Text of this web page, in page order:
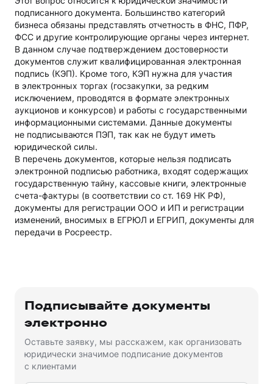
подписанного документа. Большинство категорий
бизнеса обязаны представлять отчетность в ФНС, ПФР,
ФСС и другие контролирующие органы через интернет.
В данном случае подтверждением достоверности
документов служит квалифицированная электронная
подпись (КЭП). Кроме того, КЭП нужна для участия
в электронных торгах (госзакупки, за редким
исключением, проводятся в формате электронных
аукционов и конкурсов) и работы с государственными
информационными системами. Данные документы
не подписываются ПЭП, так как не будут иметь
юридической силы.
В перечень документов, которые нельзя подписать
электронной подписью работника, входят содержащих
государственную тайну, кассовые книги, электронные
счета-фактуры (в соответствии со ст. 169 НК РФ),
документы для регистрации ООО и ИП и регистрации
изменений, вносимых в ЕГРЮЛ и ЕГРИП, документы для
передачи в Росреестр.
Подписывайте документы
электронно
Оставьте заявку, мы расскажем, как организовать
юридически значимое подписание документов
с клиентами